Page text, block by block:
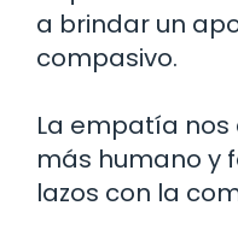
a brindar un
compasivo.
La empatía nos
más humano y
lazos con la